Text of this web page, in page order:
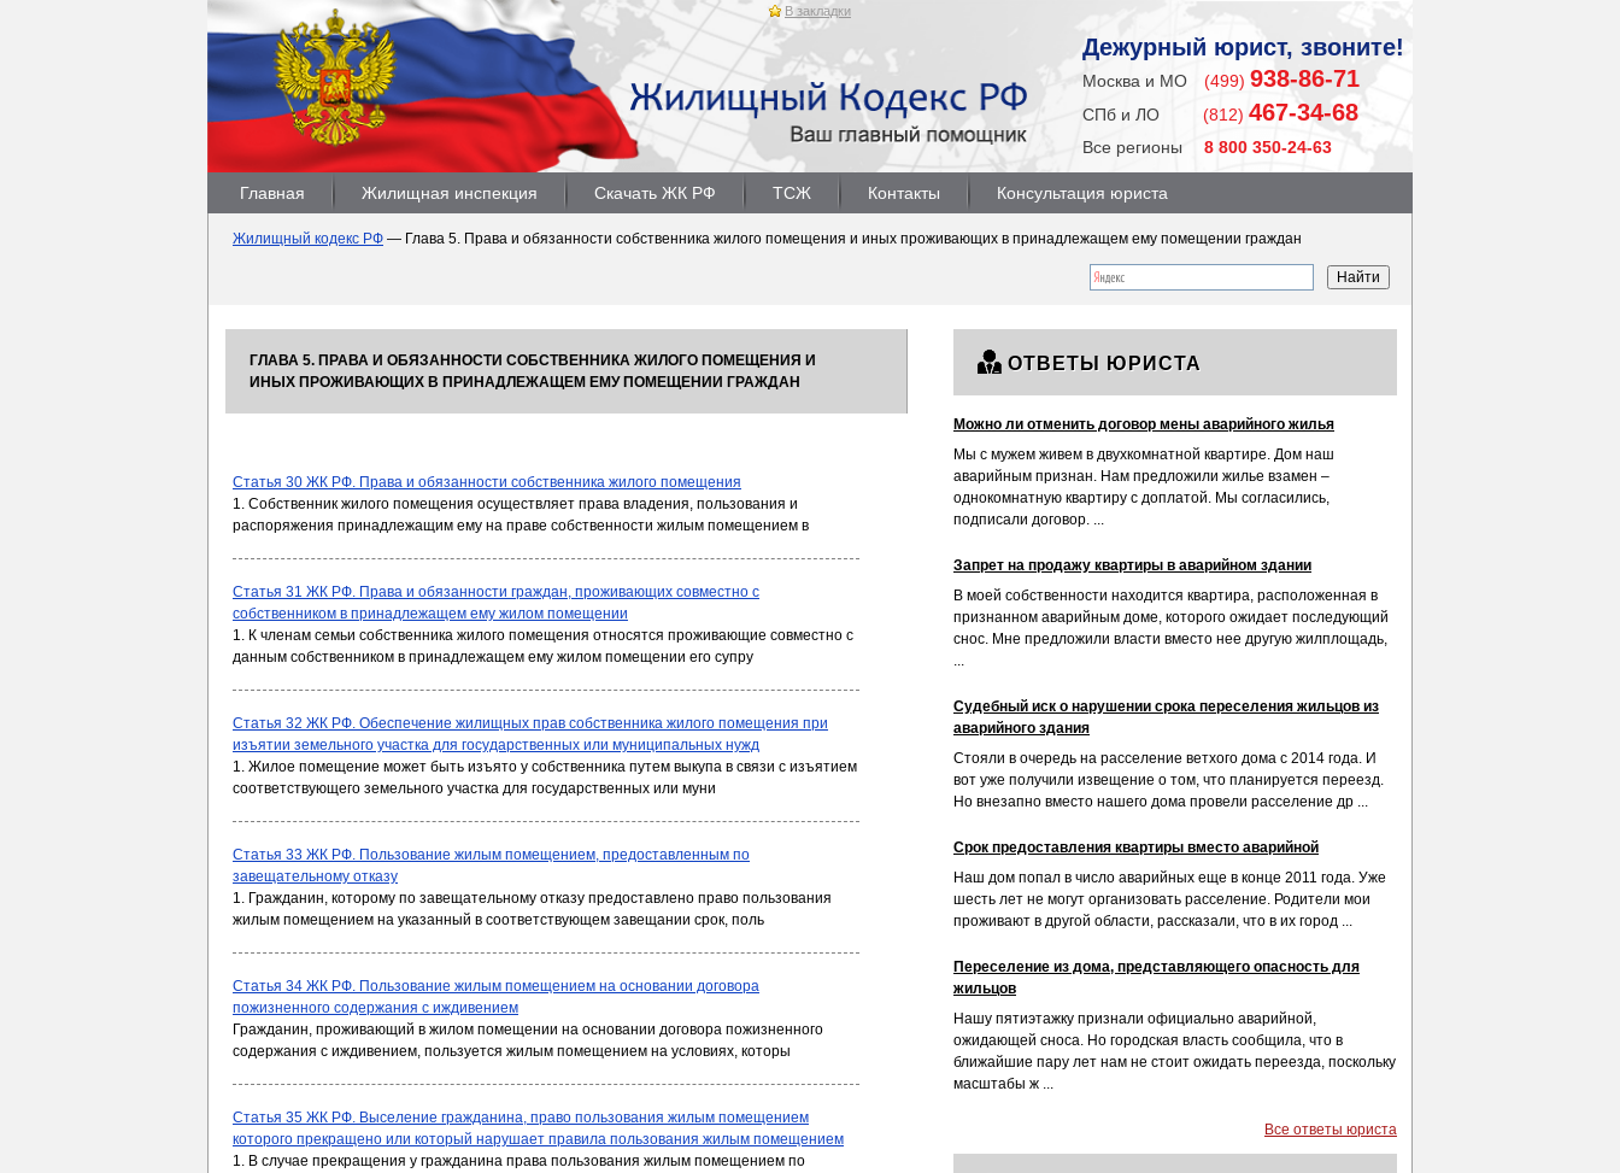
В закладки
Дежурный юрист, звоните!
Москва и МО (499) 938-86-71
СПб и ЛО (812) 467-34-68
Все регионы 8 800 350-24-63
Главная Жилищная инспекция Скачать ЖК РФ ТСЖ Контакты Консультация юриста
Жилищный кодекс РФ — Глава 5. Права и обязанности собственника жилого помещения и иных проживающих в принадлежащем ему помещении граждан
ГЛАВА 5. ПРАВА И ОБЯЗАННОСТИ СОБСТВЕННИКА ЖИЛОГО ПОМЕЩЕНИЯ И
ИНЫХ ПРОЖИВАЮЩИХ В ПРИНАДЛЕЖАЩЕМ ЕМУ ПОМЕЩЕНИИ ГРАЖДАН
Статья 30 ЖК РФ. Права и обязанности собственника жилого помещения
1. Собственник жилого помещения осуществляет права владения, пользования и
распоряжения принадлежащим ему на праве собственности жилым помещением в
Статья 31 ЖК РФ. Права и обязанности граждан, проживающих совместно с
собственником в принадлежащем ему жилом помещении
1. К членам семьи собственника жилого помещения относятся проживающие совместно с
данным собственником в принадлежащем ему жилом помещении его супру
Статья 32 ЖК РФ. Обеспечение жилищных прав собственника жилого помещения при
изъятии земельного участка для государственных или муниципальных нужд
1. Жилое помещение может быть изъято у собственника путем выкупа в связи с изъятием
соответствующего земельного участка для государственных или муни
Статья 33 ЖК РФ. Пользование жилым помещением, предоставленным по
завещательному отказу
1. Гражданин, которому по завещательному отказу предоставлено право пользования
жилым помещением на указанный в соответствующем завещании срок, поль
Статья 34 ЖК РФ. Пользование жилым помещением на основании договора
пожизненного содержания с иждивением
Гражданин, проживающий в жилом помещении на основании договора пожизненного
содержания с иждивением, пользуется жилым помещением на условиях, которы
Статья 35 ЖК РФ. Выселение гражданина, право пользования жилым помещением
которого прекращено или который нарушает правила пользования жилым помещением
1. В случае прекращения у гражданина права пользования жилым помещением по
ОТВЕТЫ ЮРИСТА
Можно ли отменить договор мены аварийного жилья
Мы с мужем живем в двухкомнатной квартире. Дом наш
аварийным признан. Нам предложили жилье взамен –
однокомнатную квартиру с доплатой. Мы согласились,
подписали договор. ...
Запрет на продажу квартиры в аварийном здании
В моей собственности находится квартира, расположенная в
признанном аварийным доме, которого ожидает последующий
снос. Мне предложили власти вместо нее другую жилплощадь,
...
Судебный иск о нарушении срока переселения жильцов из
аварийного здания
Стояли в очередь на расселение ветхого дома с 2014 года. И
вот уже получили извещение о том, что планируется переезд.
Но внезапно вместо нашего дома провели расселение др ...
Срок предоставления квартиры вместо аварийной
Наш дом попал в число аварийных еще в конце 2011 года. Уже
шесть лет не могут организовать расселение. Родители мои
проживают в другой области, рассказали, что в их город ...
Переселение из дома, представляющего опасность для
жильцов
Нашу пятиэтажку признали официально аварийной,
ожидающей сноса. Но городская власть сообщила, что в
ближайшие пару лет нам не стоит ожидать переезда, поскольку
масштабы ж ...
Все ответы юриста